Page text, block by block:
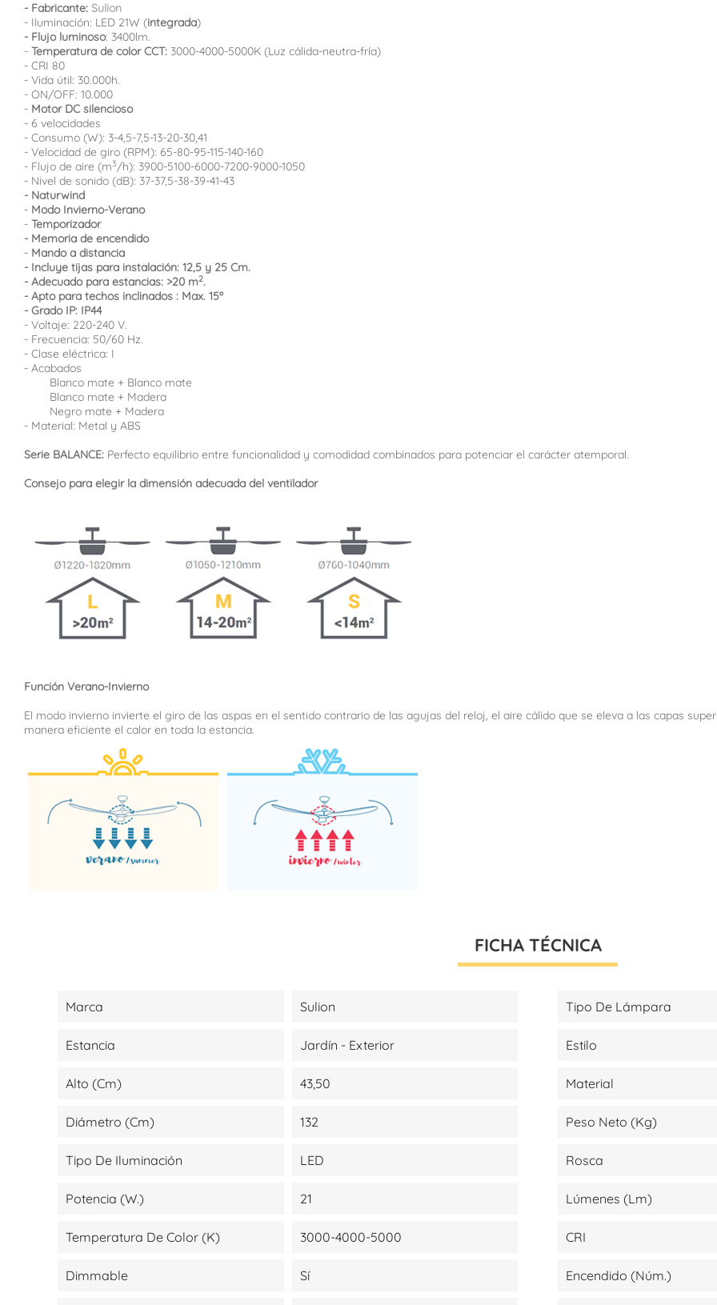
- Fabricante: Sulion
- Iluminación: LED 21W (integrada)
- Flujo luminoso: 3400lm.
- Temperatura de color CCT: 3000-4000-5000K (Luz cálida-neutra-fría)
- CRI 80
- Vida útil: 30.000h.
- ON/OFF: 10.000
- Motor DC silencioso
- 6 velocidades
- Consumo (W): 3-4,5-7,5-13-20-30,41
- Velocidad de giro (RPM): 65-80-95-115-140-160
- Flujo de aire (m3/h): 3900-5100-6000-7200-9000-1050
- Nivel de sonido (dB): 37-37,5-38-39-41-43
- Naturwind
- Modo Invierno-Verano
- Temporizador
- Memoria de encendido
- Mando a distancia
- Incluye tijas para instalación: 12,5 y 25 Cm.
- Adecuado para estancias: >20 m2.
- Apto para techos inclinados : Max. 15º
- Grado IP: IP44
- Voltaje: 220-240 V.
- Frecuencia: 50/60 Hz.
- Clase eléctrica: I
- Acabados
Blanco mate + Blanco mate
Blanco mate + Madera
Negro mate + Madera
- Material: Metal y ABS
Serie BALANCE: Perfecto equilibrio entre funcionalidad y comodidad combinados para potenciar el carácter atemporal.
Consejo para elegir la dimensión adecuada del ventilador
Función Verano-Invierno
El modo invierno invierte el giro de las aspas en el sentido contrario de las agujas del reloj, el aire cálido que se eleva a las capas
manera eficiente el calor en toda la estancia.
FICHA TÉCNICA
Marca Sulion Tipo De Lámpara
Estancia Jardín - Exterior Estilo
Alto (cm) 43,50 Material
Diámetro (cm) 132 Peso Neto (kg)
Tipo De Iluminación LED Rosca
Potencia (W.) 21 Lúmenes (lm)
Temperatura De Color (K) 3000-4000-5000 CRI
Dimmable Sí Encendido (Núm.)